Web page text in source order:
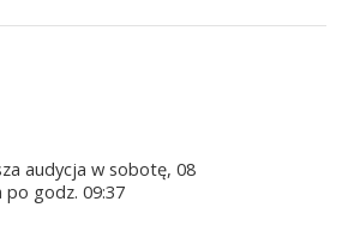
audycja w sobotę, 08
po godz. 09:37